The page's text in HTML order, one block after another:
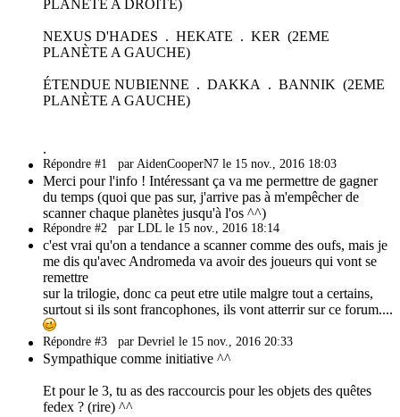
PLANÈTE A DROITE)
NEXUS D'HADES . HEKATE . KER (2EME
PLANÈTE A GAUCHE)
ÉTENDUE NUBIENNE . DAKKA . BANNIK (2EME
PLANÈTE A GAUCHE)
.
Répondre #1 par AidenCooperN7 le 15 nov., 2016 18:03
Merci pour l'info ! Intéressant ça va me permettre de gagner
du temps (quoi que pas sur, j'arrive pas à m'empêcher de
scanner chaque planètes jusqu'à l'os ^^)
Répondre #2 par LDL le 15 nov., 2016 18:14
c'est vrai qu'on a tendance a scanner comme des oufs, mais je
me dis qu'avec Andromeda va avoir des joueurs qui vont se
remettre
sur la trilogie, donc ca peut etre utile malgre tout a certains,
surtout si ils sont francophones, ils vont atterrir sur ce forum....
Répondre #3 par Devriel le 15 nov., 2016 20:33
Sympathique comme initiative ^^
Et pour le 3, tu as des raccourcis pour les objets des quêtes
fedex ? (rire) ^^